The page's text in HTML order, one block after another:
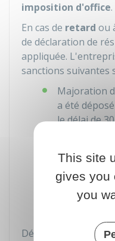
imposition d'office.
En cas de retard ou
de déclaration de
appliquée.
sanctions suivantes
Majoration
a été
le délai de
n'a pas été
en cas de
Déclaration
This site
gives you
you